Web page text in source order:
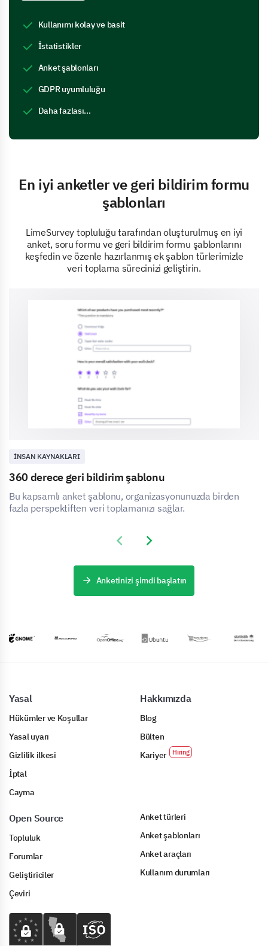
Kullanımı kolay ve basit
İstatistikler
Anket şablonları
GDPR uyumluluğu
Daha fazlası...
En iyi anketler ve geri bildirim formu
şablonları
LimeSurvey topluluğu tarafından oluşturulmuş en iyi
anket, soru formu ve geri bildirim formu şablonlarını
keşfedin ve özenle hazırlanmış ek şablon türlerimizle
veri toplama sürecinizi geliştirin.
İNSAN KAYNAKLARI
360 derece geri bildirim şablonu
Bu kapsamlı anket şablonu, organizasyonunuzda birden
fazla perspektiften veri toplamanızı sağlar.
Previous slide
Next slide
Anketinizi şimdi başlatın
Yasal
Hükümler ve Koşullar
Yasal uyarı
Gizlilik ilkesi
İptal
Cayma
Hakkımızda
Blog
Bülten
Kariyer
Open Source
Topluluk
Forumlar
Geliştiriciler
Çeviri
Anket türleri
Anket şablonları
Anket araçları
Kullanım durumları